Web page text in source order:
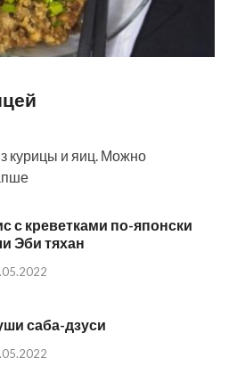
курицы и яиц. Можно
с креветками по-японски
Эби тяхан
саба-дзуси